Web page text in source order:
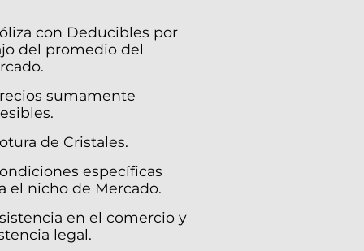
con Deducibles por
del promedio del
sumamente
de Cristales.
específicas
el nicho de Mercado.
en el comercio y
legal.